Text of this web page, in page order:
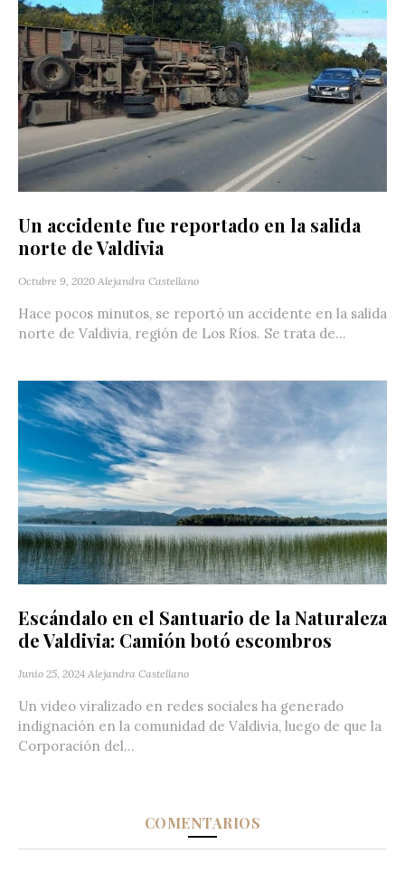
Un accidente fue reportado en la salida
norte de Valdivia
Octubre 9, 2020 Alejandra Castellano
Hace pocos minutos, se reportó un accidente en la salida
norte de Valdivia, región de Los Ríos. Se trata de...
Escándalo en el Santuario de la Naturaleza
de Valdivia: Camión botó escombros
Junio 25, 2024 Alejandra Castellano
Un video viralizado en redes sociales ha generado
indignación en la comunidad de Valdivia, luego de que la
Corporación del...
COMENTARIOS